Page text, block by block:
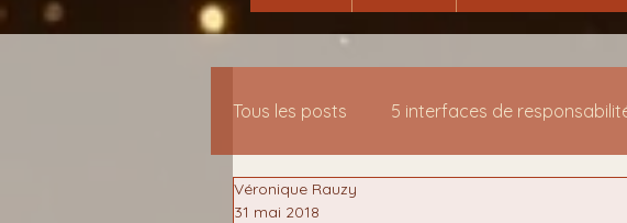
Tous les posts 5 interfaces de
13 interfaces-clés de métamorphose
Véronique Rauzy
31 mai 2018